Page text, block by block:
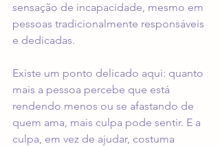
sensação de incapacidade, mesmo em
pessoas tradicionalmente responsáveis
e dedicadas.
Existe um ponto delicado aqui: quanto
mais a pessoa percebe que está
rendendo menos ou se afastando de
quem ama, mais culpa pode sentir. E a
culpa, em vez de ajudar, costuma